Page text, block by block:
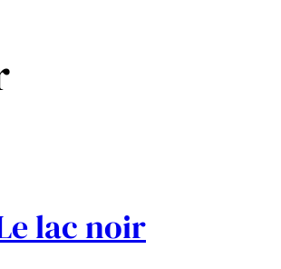
lac noir